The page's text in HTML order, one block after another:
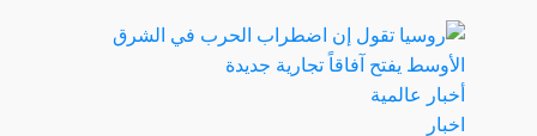
نقص
الإمدادات
عن
الشرطة
الأيرلندية
أخبار عالمية
اخبار